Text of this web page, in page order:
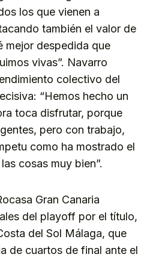
los que vienen a
también el valor de
mejor despedida que
vivas”. Navarro
colectivo del
“Hemos hecho un
toca disfrutar, porque
pero con trabajo,
como ha mostrado el
cosas muy bien”.
Gran Canaria
del playoff por el título,
del Sol Málaga, que
de cuartos de final ante el